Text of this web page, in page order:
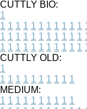
CUTTLY BIO:
1
1 1 1 1 1 1 1 1 1 1 1
1 1 1 1 1 1 1 1 1 1 1
1 1 1 1 1 1 1 1 1 1 1
CUTTLY OLD:
1
1 1 1 1 1 1 1 1 1 1
MEDIUM:
1 1 1 1 1 1 1 1 1 1